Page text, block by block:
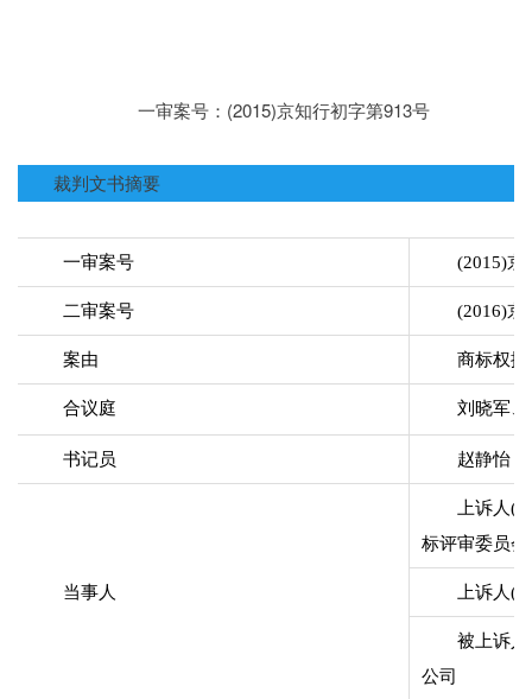
一审案号： (2015)京知行初字第913号
裁判文书摘要
一审案号 (2015)京
二审案号 (2016)京
案由 商标权
合议庭 刘晓军
书记员 赵静怡
当事人
上诉人(
标评审委员会
上诉人(
被上诉
公司